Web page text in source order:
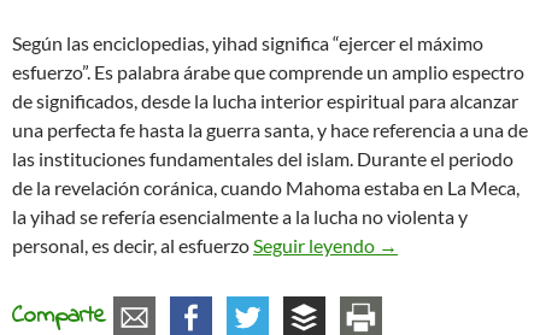
Según las enciclopedias, yihad significa “ejercer el máximo
esfuerzo”. Es palabra árabe que comprende un amplio espectro
de significados, desde la lucha interior espiritual para alcanzar
una perfecta fe hasta la guerra santa, y hace referencia a una de
las instituciones fundamentales del islam. Durante el periodo
de la revelación coránica, cuando Mahoma estaba en La Meca,
la yihad se refería esencialmente a la lucha no violenta y
personal, es decir, al esfuerzoSeguir leyendo Apuntes sobre la
→
Comparte